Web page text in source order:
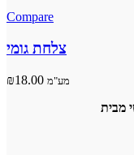
Compare
צלחת גומי
₪18.00 מע"מ